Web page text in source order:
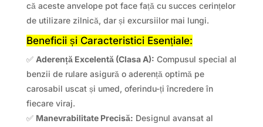
că aceste anvelope pot face față cu succes cerințelor
de utilizare zilnică, dar și excursiilor mai lungi.
Beneficii și Caracteristici Esențiale:
✅ Aderență Excelentă (Clasa A): Compusul special al
benzii de rulare asigură o aderență optimă pe
carosabil uscat și umed, oferindu-ți încredere în
fiecare viraj.
✅ Manevrabilitate Precisă: Designul avansat al